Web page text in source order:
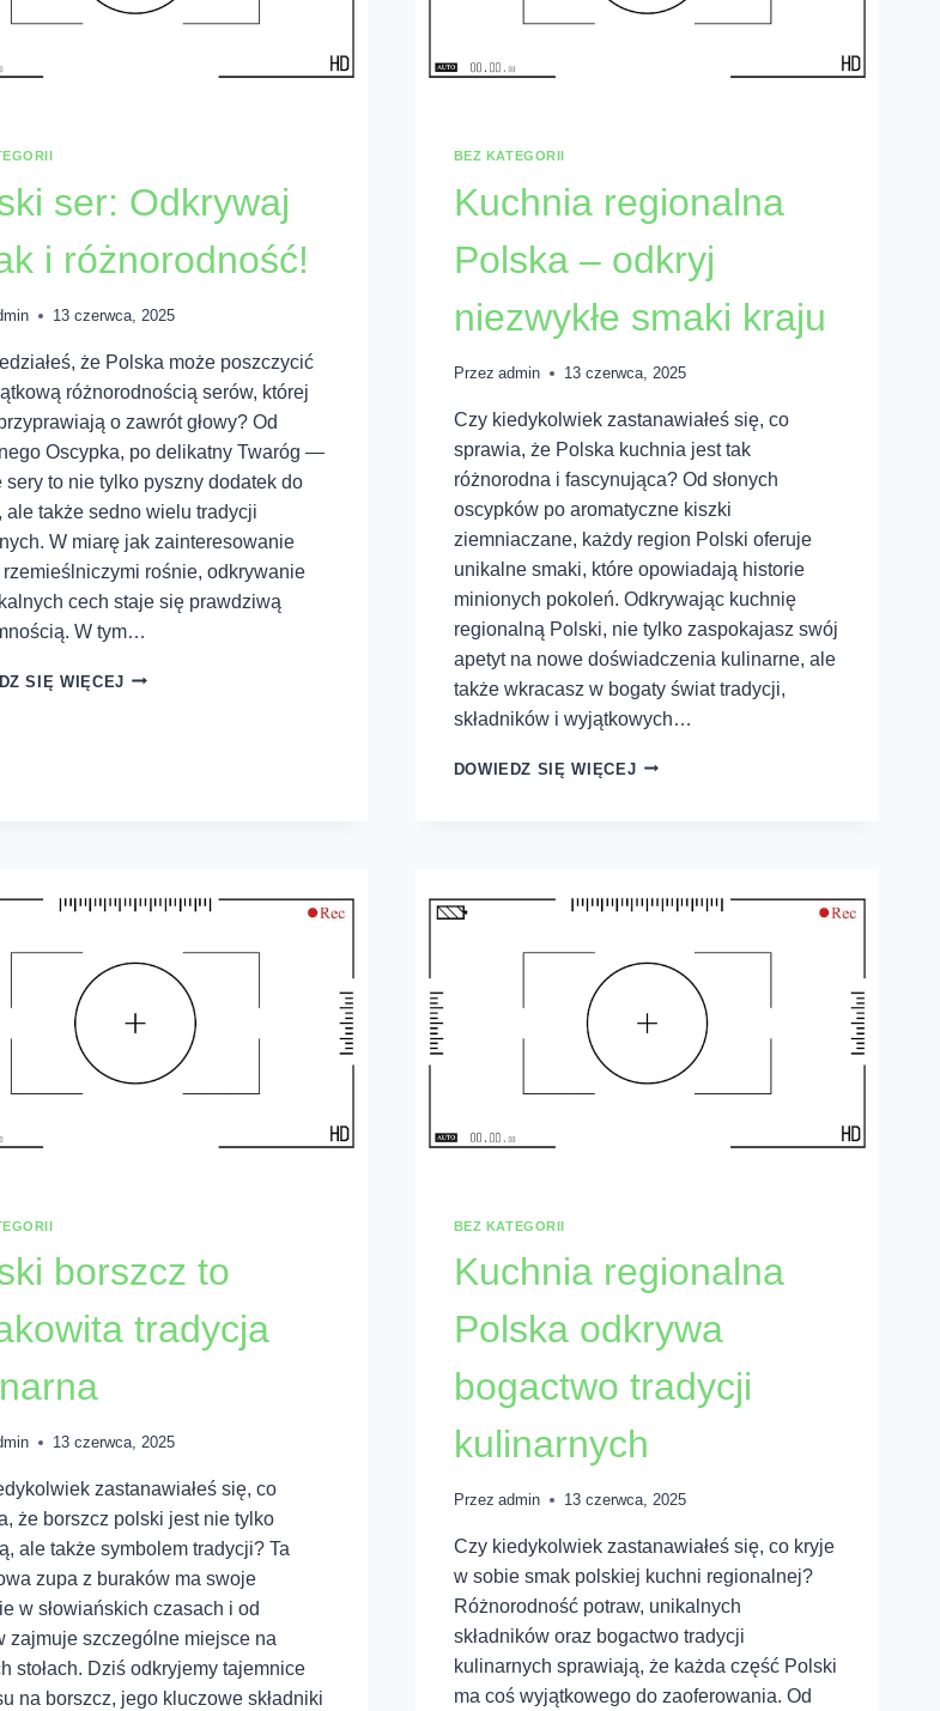
ser: Odkrywaj
i różnorodność!
13 czerwca, 2025
że Polska może poszczycić
różnorodnością serów, której
o zawrót głowy? Od
Oscypka, po delikatny Twaróg —
sery to nie tylko pyszny dodatek do
ale także sedno wielu tradycji
W miarę jak zainteresowanie
rzemieślniczymi rośnie, odkrywanie
cech staje się prawdziwą
W tym…
SIĘ WIĘCEJ
BEZ KATEGORII
Kuchnia regionalna
Polska – odkryj
niezwykłe smaki kraju
Przez admin 13 czerwca, 2025
Czy kiedykolwiek zastanawiałeś się, co
sprawia, że Polska kuchnia jest tak
różnorodna i fascynująca? Od słonych
oscypków po aromatyczne kiszki
ziemniaczane, każdy region Polski oferuje
unikalne smaki, które opowiadają historie
minionych pokoleń. Odkrywając kuchnię
regionalną Polski, nie tylko zaspokajasz swój
apetyt na nowe doświadczenia kulinarne, ale
także wkracasz w bogaty świat tradycji,
składników i wyjątkowych…
DOWIEDZ SIĘ WIĘCEJ
borszcz to
tradycja
13 czerwca, 2025
zastanawiałeś się, co
że borszcz polski jest nie tylko
ale także symbolem tradycji? Ta
zupa z buraków ma swoje
w słowiańskich czasach i od
zajmuje szczególne miejsce na
stołach. Dziś odkryjemy tajemnice
na borszcz, jego kluczowe składniki
BEZ KATEGORII
Kuchnia regionalna
Polska odkrywa
bogactwo tradycji
kulinarnych
Przez admin 13 czerwca, 2025
Czy kiedykolwiek zastanawiałeś się, co kryje
w sobie smak polskiej kuchni regionalnej?
Różnorodność potraw, unikalnych
składników oraz bogactwo tradycji
kulinarnych sprawiają, że każda część Polski
ma coś wyjątkowego do zaoferowania. Od